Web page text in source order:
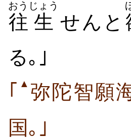
往
おう
生
じょう
せんと
る｡｣
｢ ▲ 弥陀智願
国｡｣